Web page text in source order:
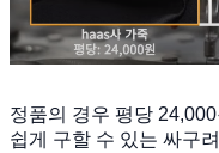
정품의 경우 평당
쉽게 구할 수 있는 싸구